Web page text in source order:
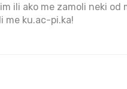
ili ako me zamoli neki
me ku.ac-pi.ka!